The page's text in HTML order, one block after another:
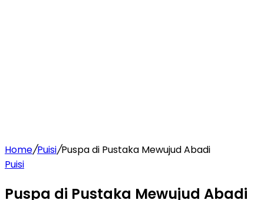
Home/Puisi/Puspa di Pustaka Mewujud Abadi
Puisi
Puspa di Pustaka Mewujud Abadi